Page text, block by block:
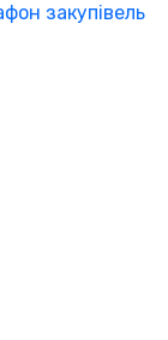
закупівель